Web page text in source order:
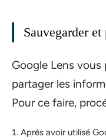
Sauvegarder
Google Lens
partager les
Pour ce faire,
Après avoir utilisé